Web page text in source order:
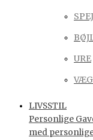
URE
LIVSSTIL
Personlige
med